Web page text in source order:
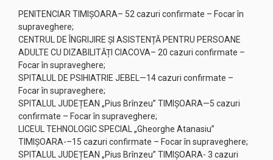
PENITENCIAR TIMIȘOARA– 52 cazuri confirmate – Focar în
supraveghere;
CENTRUL DE ÎNGRIJIRE ȘI ASISTENȚĂ PENTRU PERSOANE
ADULTE CU DIZABILITĂȚI CIACOVA– 20 cazuri confirmate –
Focar în supraveghere;
SPITALUL DE PSIHIATRIE JEBEL—14 cazuri confirmate –
Focar în supraveghere;
SPITALUL JUDEȚEAN „Pius Brînzeu” TIMIȘOARA—5 cazuri
confirmate – Focar în supraveghere;
LICEUL TEHNOLOGIC SPECIAL „Gheorghe Atanasiu”
TIMIȘOARA-–15 cazuri confirmate – Focar în supraveghere;
SPITALUL JUDEȚEAN „Pius Brînzeu” TIMIȘOARA- 3 cazuri